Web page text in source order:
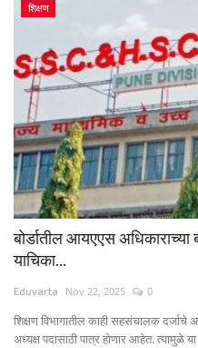
शिक्षण
बोर्डातील आयएएस अधिकाराच्या
याचिका...
Eduvarta Nov 22, 2025 0
शिक्षण विभागातील काही सहसंचालक दर्जाचे
अध्यक्ष पदासाठी पात्र होणार आहेत. त्यामुळे